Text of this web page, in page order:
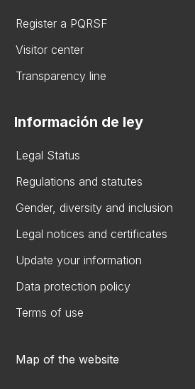
Register a PQRSF
Visitor center
Transparency line
Información de ley
Legal Status
Regulations and statutes
Gender, diversity and inclusion
Legal notices and certificates
Update your information
Data protection policy
Terms of use
Map of the website